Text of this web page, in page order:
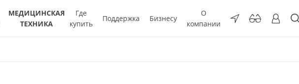
МЕДИЦИНСКАЯ
ТЕХНИКА
Где
купить
Поддержка Бизнесу
О
компании